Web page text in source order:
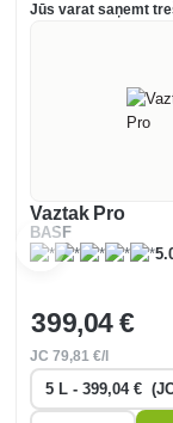
Jūs varat saņemt
Vaztak Pro
BASF
399,04 €
JC79,81 €/l